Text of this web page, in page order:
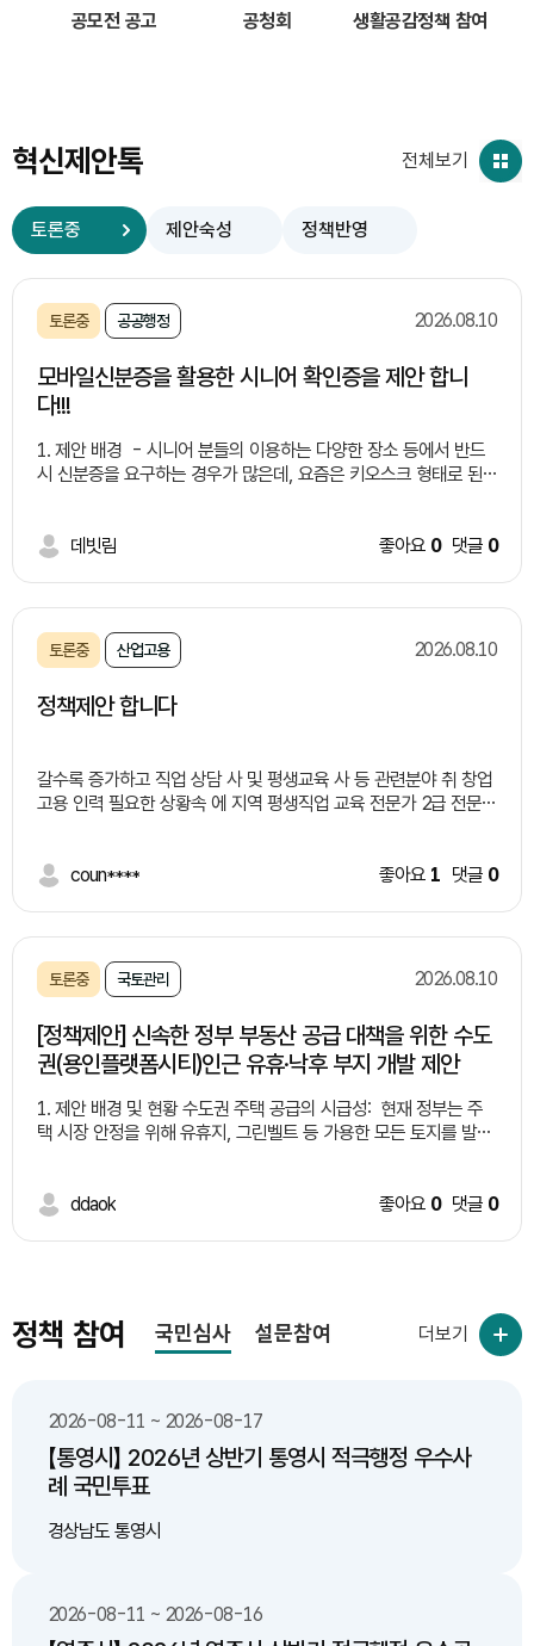
공모전 공고 공청회 생활공감정책 참여
혁신제안톡
토론중 제안숙성 정책반영
토론중 공공행정 2026.08.10
모바일신분증을 활용한 시니어 확인증을 제안 합니
다!!!
1. 제안 배경 - 시니어 분들의 이용하는 다양한 장소 등에서 반드
시 신분증을 요구하는 경우가 많은데, 요즘은 키오스크 형태로 된
관 점심 제공, 다양한 장소 무료 입장 등)을 주고자 할때도, 시니어
등록증과 연계하여 일명 "시니어확인증"을 만들어서, 시니어 분들
이 다양한 서비스를 이용할 수 있도록 하는 것 입니다. - 시니어 분
(앱)을 연동합니다. 시니어확인증 앱을 연 상태에서, 본인이 사용하
NFC 연동을 위한 초기 시스템 비용은 지자체가 부담을 합니다. 3.
기대 효과 - 각 지자체에서 그 지역에 사시는 시니어 분들을 확인
비스에 NFC 태그만 붙이면 됩니다. 마을버스 무료이용에도 가능합
습니다.
데빗림 좋아요 0 댓글 0
토론중 산업고용 2026.08.10
정책제안 합니다
갈수록 증가하고 직업 상담 사 및 평생교육 사 등 관련분야 취 창업
고용 인력 필요한 상황속 에 지역 평생직업 교육 전문가 2급 전문강
복 과 재취업 과 고용을 준비하시는분들 실질적인 도움 줄수 있도
coun**** 좋아요 1 댓글 0
토론중 국토관리 2026.08.10
[정책제안] 신속한 정부 부동산 공급 대책을 위한 수도
권(용인플랫폼시티)인근 유휴·낙후 부지 개발 제안
1. 제안 배경 및 현황 수도권 주택 공급의 시급성: 현재 정부는 주
택 시장 안정을 위해 유휴지, 그린벨트 등 가용한 모든 토지를 발굴
대)은 판교, 광교, 용인반도체클러스터, 동탄을 연결하는 경기 남부
매우 넓은 규모의 평지로 이루어진 낙후 지역입니다. 연계 효과:
바로 북측에서 개발이 진행 중인 용인 플랫폼시티와 초근접 해 있
단산업단지 근처 부지 특징 및 장점: 기흥중학교 등이 위치 및 개교
하며 교육·주거 인프라가 갖춰지고 있는 지역입니다. 연계 효과: 기
존 산업단지와 연계한 첨단 R&D 및 직주근접형 주거단지를 함께
배치함으로써, 일자리와 주거가 어우러지는 자족형 공간으로 탈바
수원신갈IC 및 주요 교통망과 직접 맞닿아 있는 핵심 요충지입니
도 복합개발(환승센터 연계 주거·업무시설)을 추진하기에 완벽한 조
ddaok 좋아요 0 댓글 0
전체보기
정책 참여 국민심사 설문참여
2026-08-11 ~ 2026-08-17
【통영시】 2026년 상반기 통영시 적극행정 우수사
례 국민투표
경상남도 통영시
2026-08-11 ~ 2026-08-16
더보기